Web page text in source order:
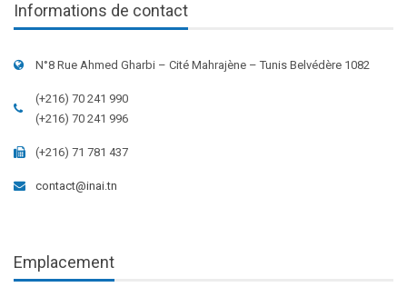
Informations de contact
N°8 Rue Ahmed Gharbi – Cité Mahrajène – Tunis Belvédère 1082
(+216) 70 241 990
(+216) 70 241 996
(+216) 71 781 437
contact@inai.tn
Emplacement